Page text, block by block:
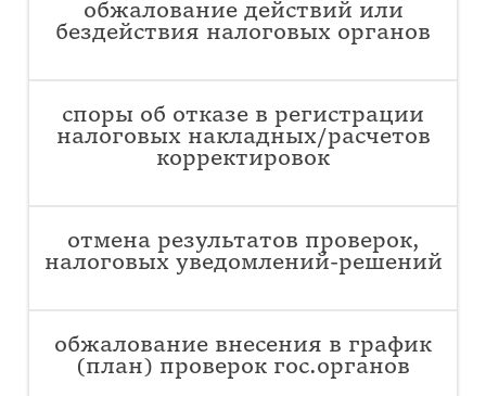
обжалование действий или
бездействия налоговых органов
споры об отказе в регистрации
налоговых накладных/расчетов
корректировок
отмена результатов проверок,
налоговых уведомлений-решений
обжалование внесения в график
(план) проверок гос.органов